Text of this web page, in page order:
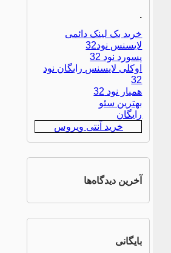
.
خرید بک لینک دائمی
لایسنس نود32
پسورد نود 32
اوکلی لایسنس رایگان نود
32
همیار نود 32
بهترین سئو
رایگان
خرید آنتی ویروس
آخرین دیدگاه‌ها
بایگانی